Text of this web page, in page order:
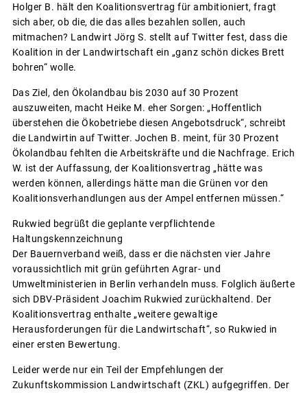
Holger B. hält den Koalitionsvertrag für ambitioniert, fragt
sich aber, ob die, die das alles bezahlen sollen, auch
mitmachen? Landwirt Jörg S. stellt auf Twitter fest, dass die
Koalition in der Landwirtschaft ein „ganz schön dickes Brett
bohren“ wolle.
Das Ziel, den Ökolandbau bis 2030 auf 30 Prozent
auszuweiten, macht Heike M. eher Sorgen: „Hoffentlich
überstehen die Ökobetriebe diesen Angebotsdruck“, schreibt
die Landwirtin auf Twitter. Jochen B. meint, für 30 Prozent
Ökolandbau fehlten die Arbeitskräfte und die Nachfrage. Erich
W. ist der Auffassung, der Koalitionsvertrag „hätte was
werden können, allerdings hätte man die Grünen vor den
Koalitionsverhandlungen aus der Ampel entfernen müssen.“
Rukwied begrüßt die geplante verpflichtende
Haltungskennzeichnung
Der Bauernverband weiß, dass er die nächsten vier Jahre
voraussichtlich mit grün geführten Agrar- und
Umweltministerien in Berlin verhandeln muss. Folglich äußerte
sich DBV-Präsident Joachim Rukwied zurückhaltend. Der
Koalitionsvertrag enthalte „weitere gewaltige
Herausforderungen für die Landwirtschaft“, so Rukwied in
einer ersten Bewertung.
Leider werde nur ein Teil der Empfehlungen der
Zukunftskommission Landwirtschaft (ZKL) aufgegriffen. Der